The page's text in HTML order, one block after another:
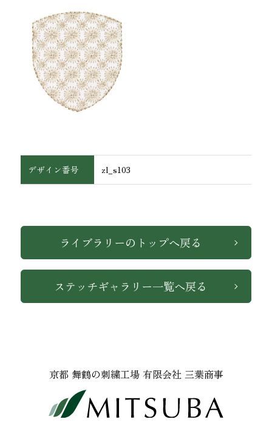
ワッペン・腕章
インテリア
デザイン番号 zl_s103
ライブラリーのトップへ戻る
ステッチギャラリー一覧へ戻る
京都 舞鶴の刺繍工場 有限会社 三葉商事